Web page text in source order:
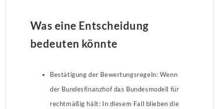
Was eine Entscheidung
bedeuten könnte
Bestätigung der Bewertungsregeln: Wenn
der Bundesfinanzhof das Bundesmodell für
rechtmäßig hält: In diesem Fall blieben die